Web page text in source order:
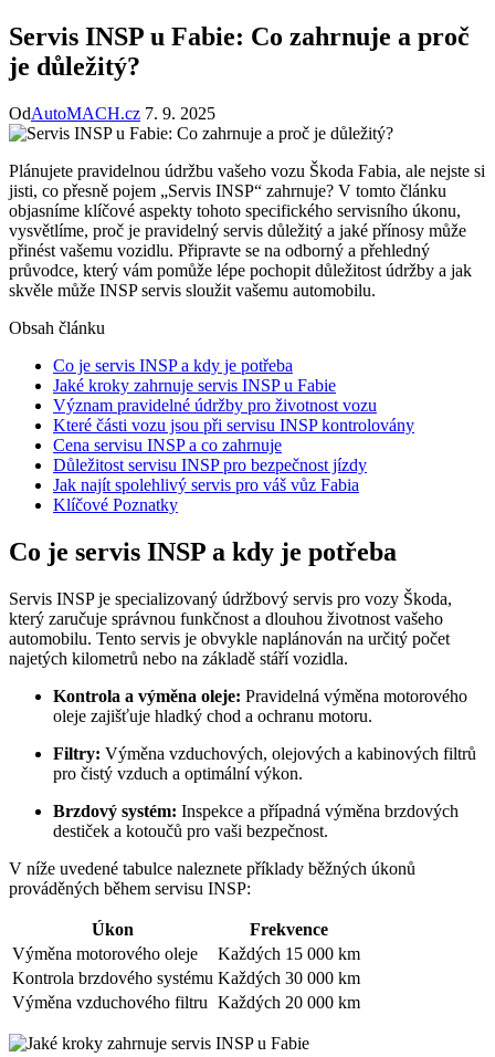
Servis INSP u Fabie: Co zahrnuje a proč
je důležitý?
OdAutoMACH.cz 7. 9. 2025
Plánujete pravidelnou údržbu vašeho vozu Škoda Fabia, ale nejste si
jisti, co přesně pojem „Servis INSP“ zahrnuje? V tomto článku
objasníme klíčové aspekty tohoto specifického servisního úkonu,
vysvětlíme, proč je pravidelný servis důležitý a jaké přínosy může
přinést vašemu vozidlu. Připravte se na odborný a přehledný
průvodce, který vám pomůže lépe pochopit důležitost údržby a jak
skvěle může INSP servis sloužit vašemu automobilu.
Obsah článku
Co je servis INSP a kdy je potřeba
Jaké kroky zahrnuje servis INSP u Fabie
Význam pravidelné údržby pro životnost vozu
Které části vozu jsou při servisu INSP kontrolovány
Cena servisu INSP a co zahrnuje
Důležitost servisu INSP pro bezpečnost jízdy
Jak najít spolehlivý servis pro váš vůz Fabia
Klíčové Poznatky
Co je servis INSP a kdy je potřeba
Servis INSP je specializovaný údržbový servis pro vozy Škoda,
který zaručuje správnou funkčnost a dlouhou životnost vašeho
automobilu. Tento servis je obvykle naplánován na určitý počet
najetých kilometrů nebo na základě stáří vozidla.
Kontrola a výměna oleje: Pravidelná výměna motorového
oleje zajišťuje hladký chod a ochranu motoru.
Filtry: Výměna vzduchových, olejových a kabinových filtrů
pro čistý vzduch a optimální výkon.
Brzdový systém: Inspekce a případná výměna brzdových
destiček a kotoučů pro vaši bezpečnost.
V níže uvedené tabulce naleznete příklady běžných úkonů
prováděných během servisu INSP:
Úkon
Frekvence
Výměna motorového oleje
Každých 15 000 km
Kontrola brzdového systému Každých 30 000 km
Výměna vzduchového filtru Každých 20 000 km